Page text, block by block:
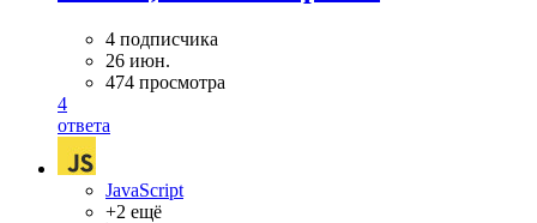
4 подписчика
26 июн.
474 просмотра
4
ответа
JavaScript
+2 ещё